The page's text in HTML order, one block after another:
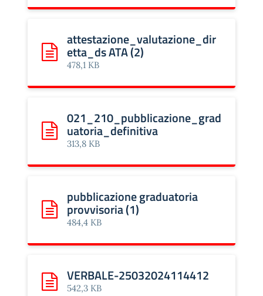
Scarica: attestazione_valutazione_diretta_ds ATA (2)
attestazione_valutazione_dir
etta_ds ATA (2)
478,1 KB
Scarica:
021_210_pubblicazione_grad
uatoria_definitiva
313,8 KB
Scarica: pubblicazione graduatoria provvisoria (1)
pubblicazione graduatoria
provvisoria (1)
484,4 KB
Scarica: VERBALE-25032024114412
VERBALE-25032024114412
542,3 KB